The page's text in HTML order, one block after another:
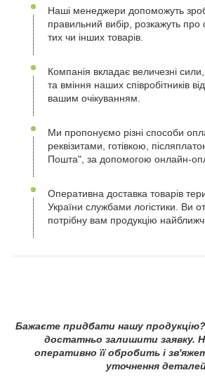
Наші менеджери допоможуть
правильний вибір, розкажуть про
тих чи інших товарів.
Компанія вкладає величезні
та вміння наших співробітників
вашим очікуванням.
Ми пропонуємо різні способи
реквізитами, готівкою,
Пошта", за допомогою онлайн-
Оперативна доставка товарів
України службами логістики. Ви
потрібну вам продукцію
Бажаєте придбати нашу
достатньо залишити заявку.
оперативно її обробить і
уточнення